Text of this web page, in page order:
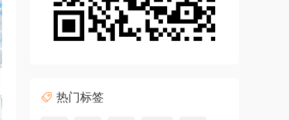
热门标签